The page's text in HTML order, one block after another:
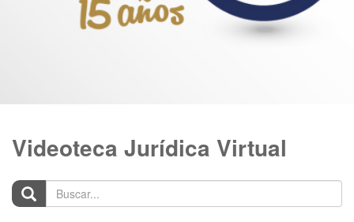
Videoteca Jurídica Virtual
Buscar...